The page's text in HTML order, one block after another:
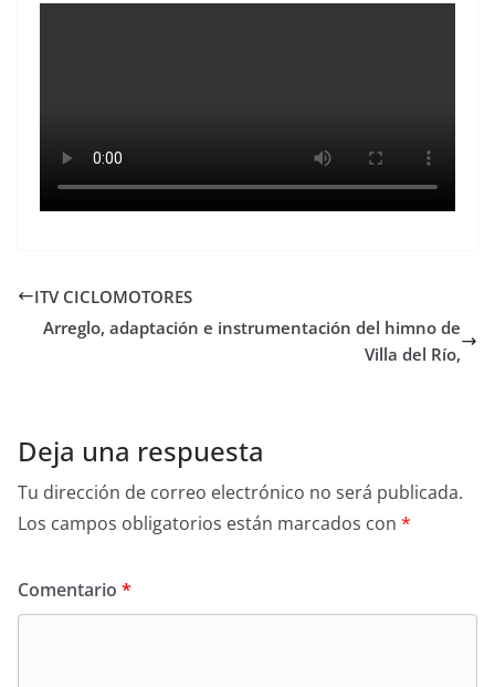
ITV CICLOMOTORES
Arreglo, adaptación e instrumentación del himno de
Villa del Río,
Deja una respuesta
Tu dirección de correo electrónico no será publicada.
Los campos obligatorios están marcados con *
Comentario *